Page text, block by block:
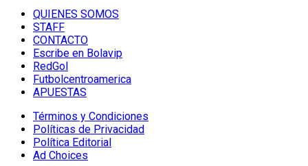
QUIENES SOMOS
STAFF
CONTACTO
Escribe en Bolavip
RedGol
Futbolcentroamerica
APUESTAS
Términos y Condiciones
Políticas de Privacidad
Política Editorial
Ad Choices